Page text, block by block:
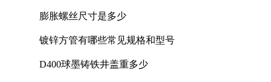
膨胀螺丝尺寸是多少
镀锌方管有哪些常见规格和型号
D400球墨铸铁井盖重多少